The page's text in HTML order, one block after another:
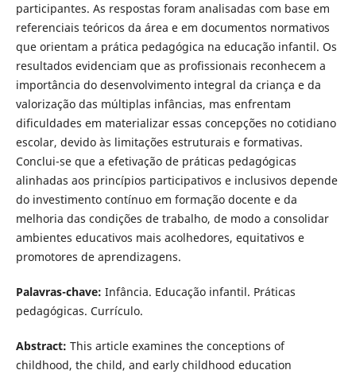
participantes. As respostas foram analisadas com base em
referenciais teóricos da área e em documentos normativos
que orientam a prática pedagógica na educação infantil. Os
resultados evidenciam que as profissionais reconhecem a
importância do desenvolvimento integral da criança e da
valorização das múltiplas infâncias, mas enfrentam
dificuldades em materializar essas concepções no cotidiano
escolar, devido às limitações estruturais e formativas.
Conclui-se que a efetivação de práticas pedagógicas
alinhadas aos princípios participativos e inclusivos depende
do investimento contínuo em formação docente e da
melhoria das condições de trabalho, de modo a consolidar
ambientes educativos mais acolhedores, equitativos e
promotores de aprendizagens.
Palavras-chave: Infância. Educação infantil. Práticas
pedagógicas. Currículo.
Abstract: This article examines the conceptions of
childhood, the child, and early childhood education